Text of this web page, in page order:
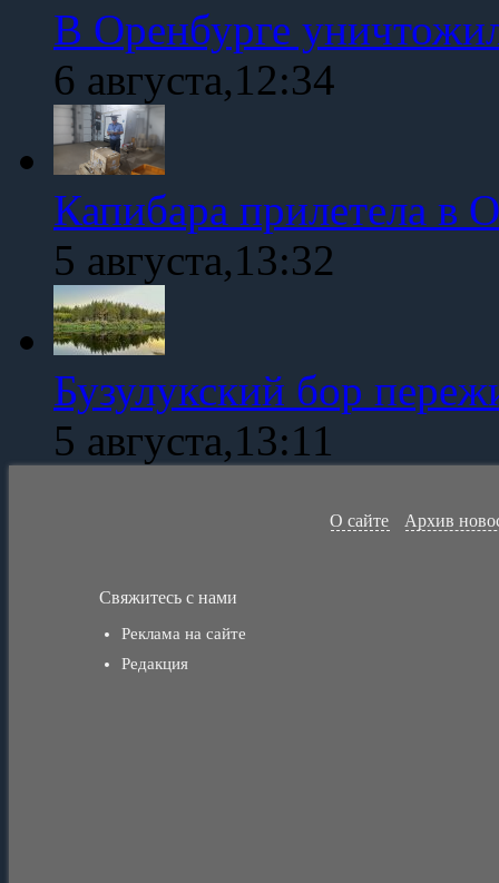
В Оренбурге
6 августа,12:34
Капибара прилетела в
5 августа,13:32
Бузулукский бор
5 августа,13:11
О сайте Архив
Свяжитесь с нами
Реклама на сайте
Редакция